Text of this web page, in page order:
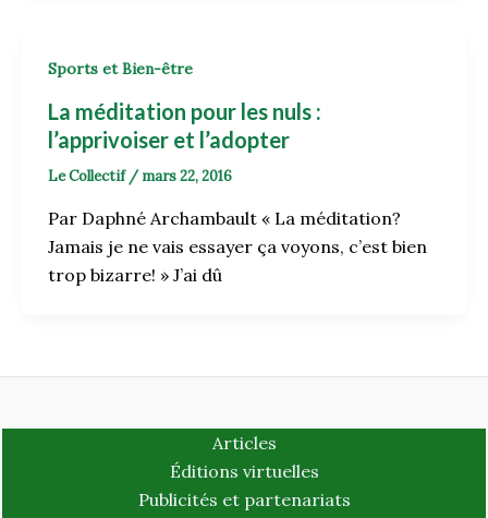
Sports et Bien-être
La méditation pour les nuls :
l’apprivoiser et l’adopter
Le Collectif / mars 22, 2016
Par Daphné Archambault « La méditation?
Jamais je ne vais essayer ça voyons, c’est bien
trop bizarre! » J’ai dû
Articles
Éditions virtuelles
Publicités et partenariats